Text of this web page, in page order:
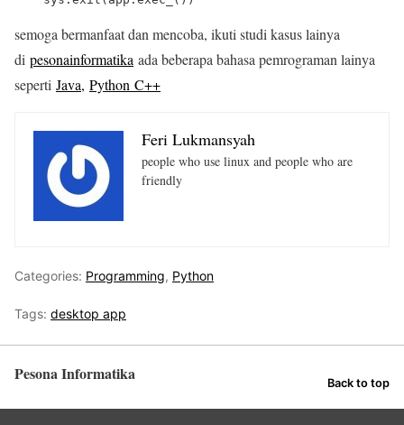
semoga bermanfaat dan mencoba, ikuti studi kasus lainya
di pesonainformatika ada beberapa bahasa pemrograman lainya
seperti Java, Python C++
Feri Lukmansyah
people who use linux and people who are
friendly
Categories: Programming, Python
Tags: desktop app
Pesona Informatika Back to top